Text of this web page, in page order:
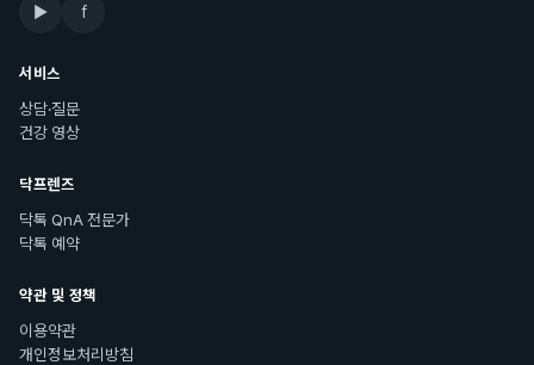
▶ f
서비스
상담·질문
건강 영상
닥프렌즈
닥톡 QnA 전문가
닥톡 예약
약관 및 정책
이용약관
개인정보처리방침